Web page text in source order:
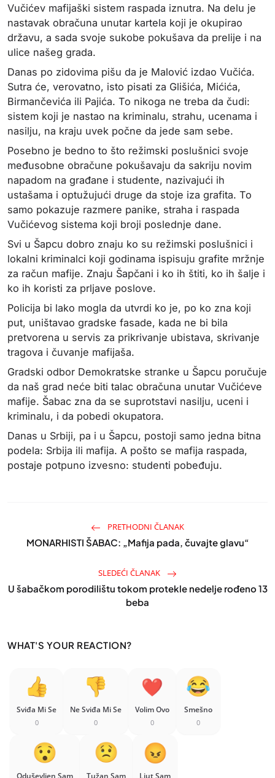
Vučićev mafijaški sistem raspada iznutra. Na delu je
nastavak obračuna unutar kartela koji je okupirao
državu, a sada svoje sukobe pokušava da prelije i na
ulice našeg grada.
Danas po zidovima pišu da je Malović izdao Vučića.
Sutra će, verovatno, isto pisati za Glišića, Mićića,
Birmančevića ili Pajića. To nikoga ne treba da čudi:
sistem koji je nastao na kriminalu, strahu, ucenama i
nasilju, na kraju uvek počne da jede sam sebe.
Posebno je bedno to što režimski poslušnici svoje
međusobne obračune pokušavaju da sakriju novim
napadom na građane i studente, nazivajući ih
ustašama i optužujući druge da stoje iza grafita. To
samo pokazuje razmere panike, straha i raspada
Vučićevog sistema koji broji poslednje dane.
Svi u Šapcu dobro znaju ko su režimski poslušnici i
lokalni kriminalci koji godinama ispisuju grafite mržnje
za račun mafije. Znaju Šapčani i ko ih štiti, ko ih šalje i
ko ih koristi za prljave poslove.
Policija bi lako mogla da utvrdi ko je, po ko zna koji
put, uništavao gradske fasade, kada ne bi bila
pretvorena u servis za prikrivanje ubistava, skrivanje
tragova i čuvanje mafijaša.
Gradski odbor Demokratske stranke u Šapcu poručuje
da naš grad neće biti talac obračuna unutar Vučićeve
mafije. Šabac zna da se suprotstavi nasilju, uceni i
kriminalu, i da pobedi okupatora.
Danas u Srbiji, pa i u Šapcu, postoji samo jedna bitna
podela: Srbija ili mafija. A pošto se mafija raspada,
postaje potpuno izvesno: studenti pobeđuju.
PRETHODNI ČLANAK
MONARHISTI ŠABAC: „Mafija pada, čuvajte glavu“
SLEDEĆI ČLANAK
U šabačkom porodilištu tokom protekle nedelje rođeno 13
beba
WHAT'S YOUR REACTION?
Sviđa Mi Se
0
Ne Sviđa Mi Se
0
Volim Ovo
0
Smešno
0
Oduševljen Sam Tužan Sam Ljut Sam